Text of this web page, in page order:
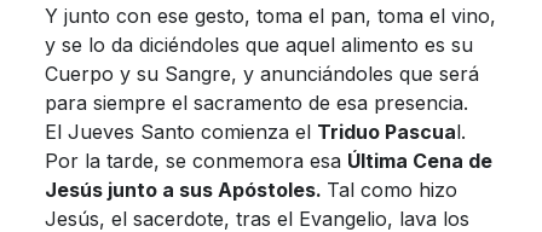
Y junto con ese gesto, toma el pan, toma el vino,
y se lo da diciéndoles que aquel alimento es su
Cuerpo y su Sangre, y anunciándoles que será
para siempre el sacramento de esa presencia.
El Jueves Santo comienza el Triduo Pascual.
Por la tarde, se conmemora esa Última Cena de
Jesús junto a sus Apóstoles. Tal como hizo
Jesús, el sacerdote, tras el Evangelio, lava los